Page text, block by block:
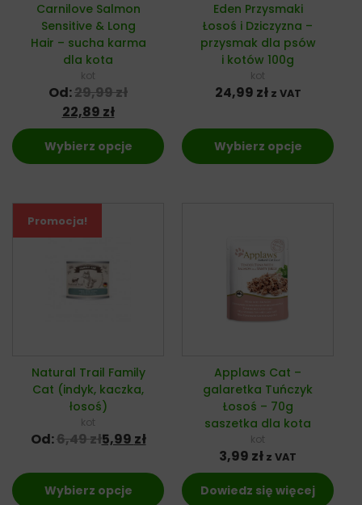
Carnilove Salmon
Sensitive & Long
Hair – sucha karma
dla kota
kot
Od:29,99zł
22,89 zł
Wybierz opcje
Eden Przysmaki
Łosoś i Dziczyzna –
przysmak dla psów
i kotów 100g
kot
24,99 zł z VAT
Wybierz opcje
Promocja!
Natural Trail Family
Cat (indyk, kaczka,
łosoś)
kot
Od:6,49zł5,99 zł
Wybierz opcje
Applaws Cat –
galaretka Tuńczyk
Łosoś – 70g
saszetka dla kota
kot
3,99 zł z VAT
Dowiedz się więcej